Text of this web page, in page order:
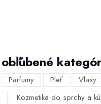
Parfumy Pleť Vlasy
Kozmetika do sprchy a